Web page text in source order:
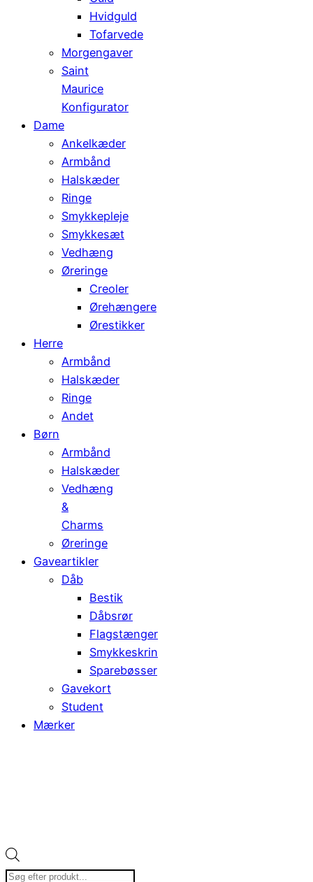
Hvidguld
Tofarvede
Morgengaver
Saint
Maurice
Konfigurator
Dame
Ankelkæder
Armbånd
Halskæder
Ringe
Smykkepleje
Smykkesæt
Vedhæng
Øreringe
Creoler
Ørehængere
Ørestikker
Herre
Armbånd
Halskæder
Ringe
Andet
Børn
Armbånd
Halskæder
Vedhæng
&
Charms
Øreringe
Gaveartikler
Dåb
Bestik
Dåbsrør
Flagstænger
Smykkeskrin
Sparebøsser
Gavekort
Student
Mærker
search